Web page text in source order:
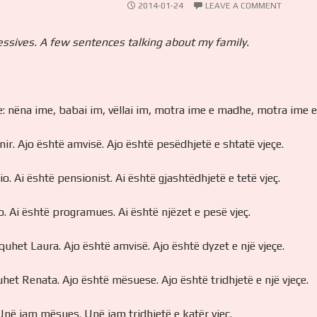
2014-01-24 LEAVE A COMMENT
A few sentences talking about my family.
nëna ime, babai im, vëllai im, motra ime e madhe, motra ime
Ajo është amvisë. Ajo është pesëdhjetë e shtatë vjeçe.
Ai është pensionist. Ai është gjashtëdhjetë e tetë vjeç.
Ai është programues. Ai është njëzet e pesë vjeç.
Laura. Ajo është amvisë. Ajo është dyzet e një vjeçe.
Renata. Ajo është mësuese. Ajo është tridhjetë e një vjeçe.
jam mësues. Unë jam tridhjetë e katër vjeç.